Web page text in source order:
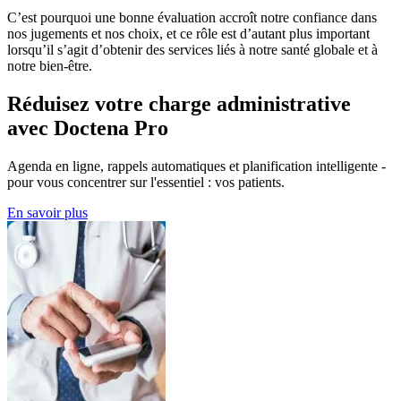
C’est pourquoi une bonne évaluation accroît notre confiance dans
nos jugements et nos choix, et ce rôle est d’autant plus important
lorsqu’il s’agit d’obtenir des services liés à notre santé globale et à
notre bien-être.
Réduisez votre charge administrative
avec Doctena Pro
Agenda en ligne, rappels automatiques et planification intelligente -
pour vous concentrer sur l'essentiel : vos patients.
En savoir plus